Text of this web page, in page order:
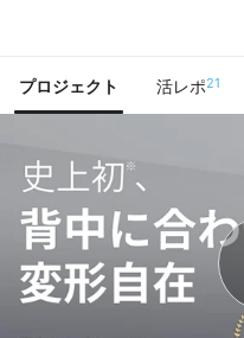
プロジェクト 活レポ21